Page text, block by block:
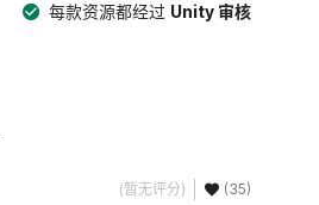
每款资源都经过 Unity 审核
(暂无评分) (35)